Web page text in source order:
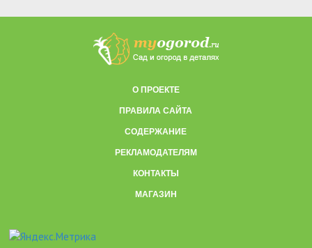
О ПРОЕКТЕ
ПРАВИЛА САЙТА
СОДЕРЖАНИЕ
РЕКЛАМОДАТЕЛЯМ
КОНТАКТЫ
МАГАЗИН